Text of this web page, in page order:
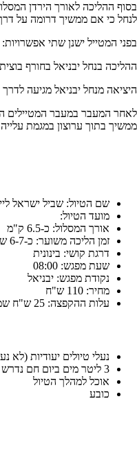
בסוף ההליכה לאורך הירדן
לנחל כי אם ממשיך דרומה על
בפני המטייל ישנן שתי
ההליכה בנחל יבניאל בחורף
היציאה מנחל יבניאל מגיעה
לאחר המעבר במעבר המטיילים
ממשיך בתוך ערוצון במגמת
שם הטיול: שביל ישראל
מועד הטיול:
אורך המסלול: כ-6.5 ק"מ
זמן הליכה משוער: כ-6-7 שעות
דרגת קושי: בינונית
שעת מפגש: 08:00
נקודת מפגש: יבניאל
מחיר: 110 ש"ח
עלות ההקפצה: 25 ש"ח שמועברים ישירות לנהג
נעלי טיולים יעודיות (לא
3 ליטר מים ביום חם נדרש 1 ליטר נוספים
אוכל למהלך הטיול
כובע